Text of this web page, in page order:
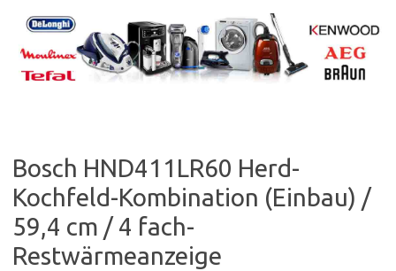
content
Bosch HND411LR60 Herd-
Kochfeld-Kombination (Einbau) /
59,4 cm / 4 fach-
Restwärmeanzeige